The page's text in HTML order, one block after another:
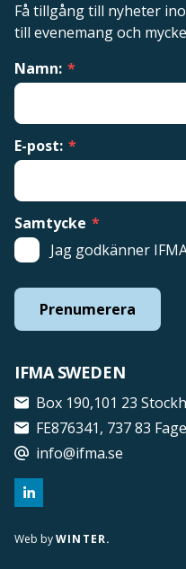
Få tillgång till nyheter
till evenemang och
Namn: *
E-post: *
Samtycke *
Jag godkänner
Prenumerera
IFMA SWEDEN
Box 190,101 23
FE876341, 737 83
info@ifma.se
Web byWINTER.